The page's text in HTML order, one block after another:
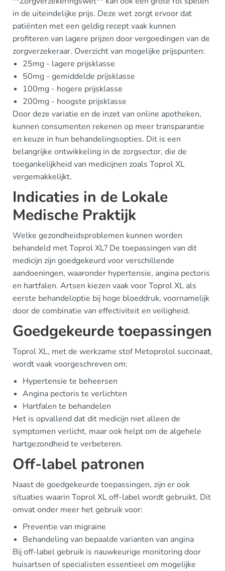
in de uiteindelijke prijs. Deze wet zorgt ervoor dat
patiënten met een geldig recept vaak kunnen
profiteren van lagere prijzen door vergoedingen van de
zorgverzekeraar. Overzicht van mogelijke prijspunten:
25mg - lagere prijsklasse
50mg - gemiddelde prijsklasse
100mg - hogere prijsklasse
200mg - hoogste prijsklasse
Door deze variatie en de inzet van online apotheken,
kunnen consumenten rekenen op meer transparantie
en keuze in hun behandelingsopties. Dit is een
belangrijke ontwikkeling in de zorgsector, die de
toegankelijkheid van medicijnen zoals Toprol XL
vergemakkelijkt.
Indicaties in de Lokale
Medische Praktijk
Welke gezondheidsproblemen kunnen worden
behandeld met Toprol XL? De toepassingen van dit
medicijn zijn goedgekeurd voor verschillende
aandoeningen, waaronder hypertensie, angina pectoris
en hartfalen. Artsen kiezen vaak voor Toprol XL als
eerste behandeloptie bij hoge bloeddruk, voornamelijk
door de combinatie van effectiviteit en veiligheid.
Goedgekeurde toepassingen
Toprol XL, met de werkzame stof Metoprolol succinaat,
wordt vaak voorgeschreven om:
Hypertensie te beheersen
Angina pectoris te verlichten
Hartfalen te behandelen
Het is opvallend dat dit medicijn niet alleen de
symptomen verlicht, maar ook helpt om de algehele
hartgezondheid te verbeteren.
Off-label patronen
Naast de goedgekeurde toepassingen, zijn er ook
situaties waarin Toprol XL off-label wordt gebruikt. Dit
omvat onder meer het gebruik voor:
Preventie van migraine
Behandeling van bepaalde varianten van angina
Bij off-label gebruik is nauwkeurige monitoring door
huisartsen of specialisten essentieel om mogelijke